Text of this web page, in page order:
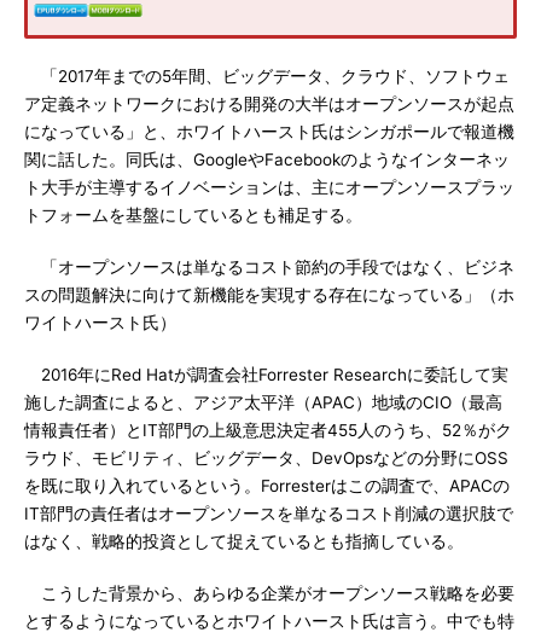
「2017年までの5年間、ビッグデータ、クラウド、ソフトウェ
ア定義ネットワークにおける開発の大半はオープンソースが起点
になっている」と、ホワイトハースト氏はシンガポールで報道機
関に話した。同氏は、GoogleやFacebookのようなインターネッ
ト大手が主導するイノベーションは、主にオープンソースプラッ
トフォームを基盤にしているとも補足する。
「オープンソースは単なるコスト節約の手段ではなく、ビジネ
スの問題解決に向けて新機能を実現する存在になっている」（ホ
ワイトハースト氏）
2016年にRed Hatが調査会社Forrester Researchに委託して実
施した調査によると、アジア太平洋（APAC）地域のCIO（最高
情報責任者）とIT部門の上級意思決定者455人のうち、52％がク
ラウド、モビリティ、ビッグデータ、DevOpsなどの分野にOSS
を既に取り入れているという。Forresterはこの調査で、APACの
IT部門の責任者はオープンソースを単なるコスト削減の選択肢で
はなく、戦略的投資として捉えているとも指摘している。
こうした背景から、あらゆる企業がオープンソース戦略を必要
とするようになっているとホワイトハースト氏は言う。中でも特